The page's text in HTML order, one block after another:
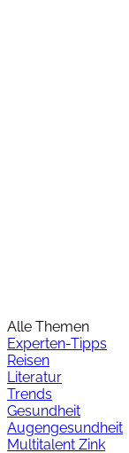
Alle Themen
Experten-Tipps
Reisen
Literatur
Trends
Gesundheit
Augengesundheit
Multitalent Zink